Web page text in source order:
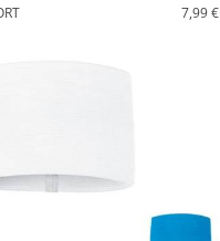
7,99 €